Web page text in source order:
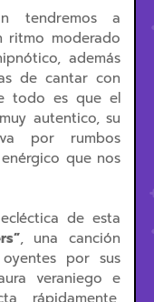
tendremos a
ritmo moderado
además
de cantar con
todo es que el
autentico, su
por rumbos
que nos
de esta
, una canción
por sus
veraniego e